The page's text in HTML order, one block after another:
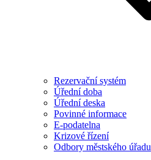
Rezervační systém
Úřední doba
Úřední deska
Povinné informace
E-podatelna
Krizové řízení
Odbory městského úřadu